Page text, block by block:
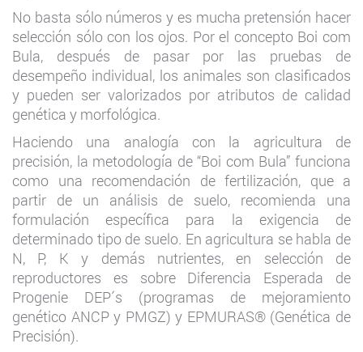
No basta sólo números y es mucha pretensión hacer
selección sólo con los ojos. Por el concepto Boi com
Bula, después de pasar por las pruebas de
desempeño individual, los animales son clasificados
y pueden ser valorizados por atributos de calidad
genética y morfológica.
Haciendo una analogía con la agricultura de
precisión, la metodología de “Boi com Bula” funciona
como una recomendación de fertilización, que a
partir de un análisis de suelo, recomienda una
formulación específica para la exigencia de
determinado tipo de suelo. En agricultura se habla de
N, P, K y demás nutrientes, en selección de
reproductores es sobre Diferencia Esperada de
Progenie DEP´s (programas de mejoramiento
genético ANCP y PMGZ) y EPMURAS® (Genética de
Precisión).